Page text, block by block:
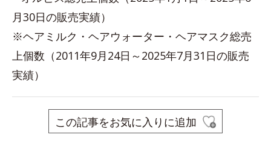
月30日の販売実績）
※ヘアミルク・ヘアウォーター・ヘアマスク総売
上個数（2011年9月24日～2025年7月31日の販売
実績）
この記事をお気に入りに追加